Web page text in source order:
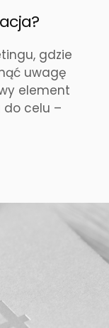
gdzie
uwagę
element
do celu –